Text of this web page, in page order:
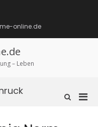
online.de
– Leben
Such-